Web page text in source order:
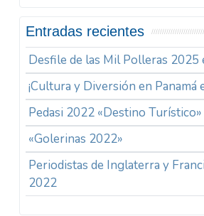
Entradas recientes
Desfile de las Mil Polleras 2025
¡Cultura y Diversión en Panamá
Pedasi 2022 «Destino Turístico»
«Golerinas 2022»
Periodistas de Inglaterra y
2022